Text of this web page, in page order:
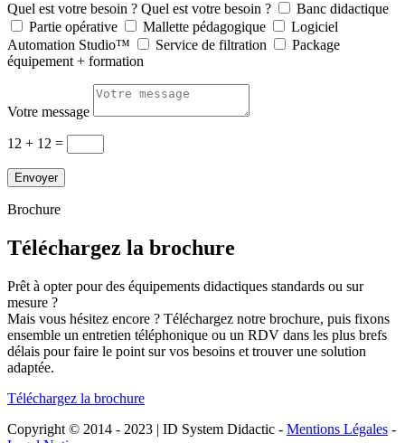
Quel est votre besoin ? Quel est votre besoin ?
Banc didactique
Partie opérative
Mallette pédagogique
Logiciel
Automation Studio™
Service de filtration
Package
équipement + formation
Votre message
12 + 12 =
Envoyer
Brochure
Téléchargez la brochure
Prêt à opter pour des équipements didactiques standards ou sur
mesure ?
Mais vous hésitez encore ? Téléchargez notre brochure, puis fixons
ensemble un entretien téléphonique ou un RDV dans les plus brefs
délais pour faire le point sur vos besoins et trouver une solution
adaptée.
Téléchargez la brochure
Copyright © 2014 - 2023 | ID System Didactic - Mentions Légales -